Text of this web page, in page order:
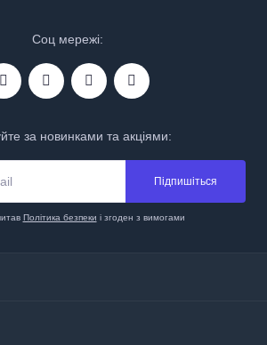
Соц мережі:
за новинками та акціями:
Підпишіться
Політика безпеки і згоден з вимогами